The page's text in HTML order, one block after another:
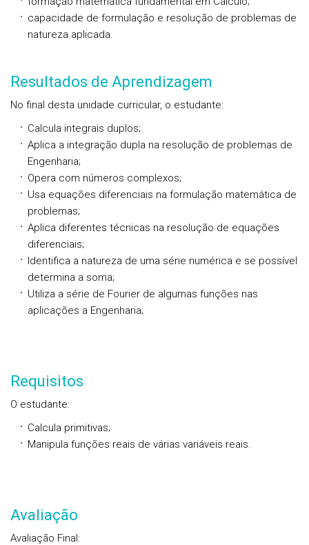
capacidade de formulação e resolução de problemas de
natureza aplicada.
Resultados de Aprendizagem
No final desta unidade curricular, o estudante:
Calcula integrais duplos;
Aplica a integração dupla na resolução de problemas de
Engenharia;
Opera com números complexos;
Usa equações diferenciais na formulação matemática de
problemas;
Aplica diferentes técnicas na resolução de equações
diferenciais;
Identifica a natureza de uma série numérica e se possível
determina a soma;
Utiliza a série de Fourier de algumas funções nas
aplicações a Engenharia;
Requisitos
O estudante:
Calcula primitivas;
Manipula funções reais de várias variáveis reais.
Avaliação
Avaliação Final: